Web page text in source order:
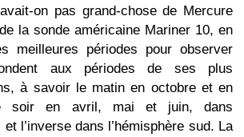
on pas grand-chose de Mercure
la sonde américaine Mariner 10, en
meilleures périodes pour observer
aux périodes de ses plus
à savoir le matin en octobre et en
soir en avril, mai et juin, dans
et l’inverse dans l’hémisphère sud. La